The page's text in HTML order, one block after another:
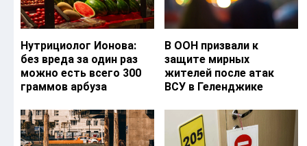
Нутрициолог Ионова:
без вреда за один раз
можно есть всего 300
граммов арбуза
В ООН призвали к
защите мирных
жителей после атак
ВСУ в Геленджике